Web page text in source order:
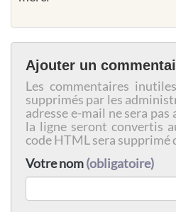
Ajouter un
Les commentaires
supprimés par les
adresse e-mail ne sera pas
la ligne seront convertis
code HTML sera supprimé
Votre nom(obligatoire)